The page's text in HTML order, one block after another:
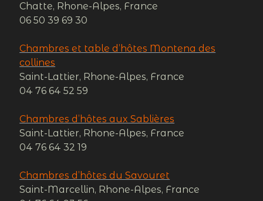
Chatte, Rhone-Alpes, France
06 50 39 69 30
Chambres et table d’hôtes Montena des
collines
Saint-Lattier, Rhone-Alpes, France
04 76 64 52 59
Chambres d’hôtes aux Sablières
Saint-Lattier, Rhone-Alpes, France
04 76 64 32 19
Chambres d’hôtes du Savouret
Saint-Marcellin, Rhone-Alpes, France